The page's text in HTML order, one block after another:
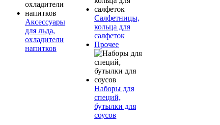
Аксессуары
для льда,
охладители
напитков
Салфетницы,
кольца для
салфеток
Прочее
Наборы для
специй,
бутылки для
соусов